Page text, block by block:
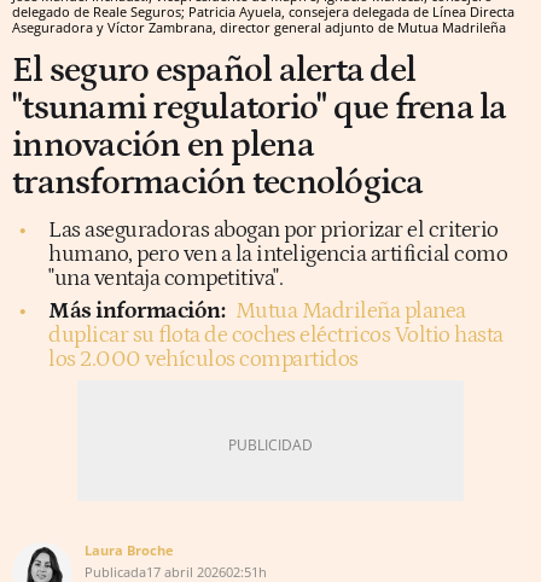
delegado de Reale Seguros; Patricia Ayuela, consejera delegada de Línea Directa
Aseguradora y Víctor Zambrana, director general adjunto de Mutua Madrileña
El seguro español alerta del
"tsunami regulatorio" que frena la
innovación en plena
transformación tecnológica
Las aseguradoras abogan por priorizar el criterio
humano, pero ven a la inteligencia artificial como
"una ventaja competitiva".
Más información: Mutua Madrileña planea
duplicar su flota de coches eléctricos Voltio hasta
los 2.000 vehículos compartidos
Laura Broche
Publicada17 abril 202602:51h